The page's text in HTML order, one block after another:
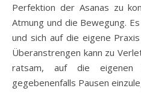
Perfektion der Asanas zu
Atmung und die Bewegung.
und sich auf die eigene
Überanstrengen kann zu
ratsam, auf die eigenen
gegebenenfalls Pausen